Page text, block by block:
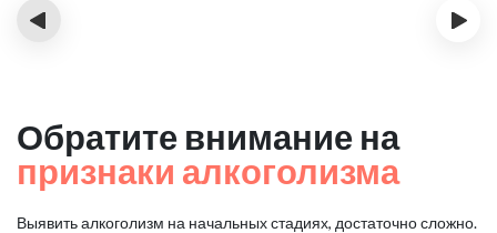
‹ ›
Обратите внимание на
признаки алкоголизма
Выявить алкоголизм на начальных стадиях, достаточно сложно.